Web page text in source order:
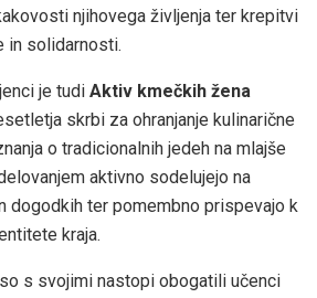
njihovega življenja ter krepitvi
in solidarnosti.
je tudi Aktiv kmečkih žena
skrbi za ohranjanje kulinarične
o tradicionalnih jedeh na mlajše
aktivno sodelujejo na
dogodkih ter pomembno prispevajo k
kraja.
s svojimi nastopi obogatili učenci